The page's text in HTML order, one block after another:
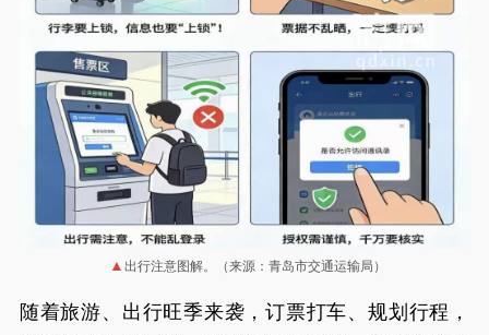
出行注意图解。（来源：青岛市交通运输局）
随着旅游、出行旺季来袭，订票打车、规划行程，